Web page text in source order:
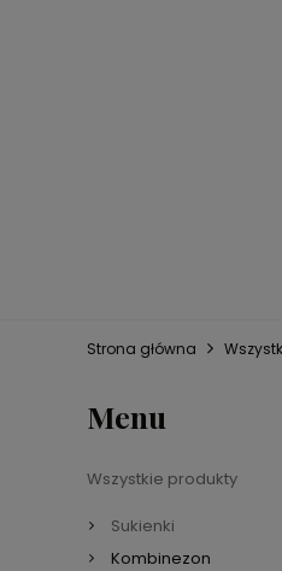
Strona główna
Menu
Wszystkie produkty
Sukienki
Kombinezon